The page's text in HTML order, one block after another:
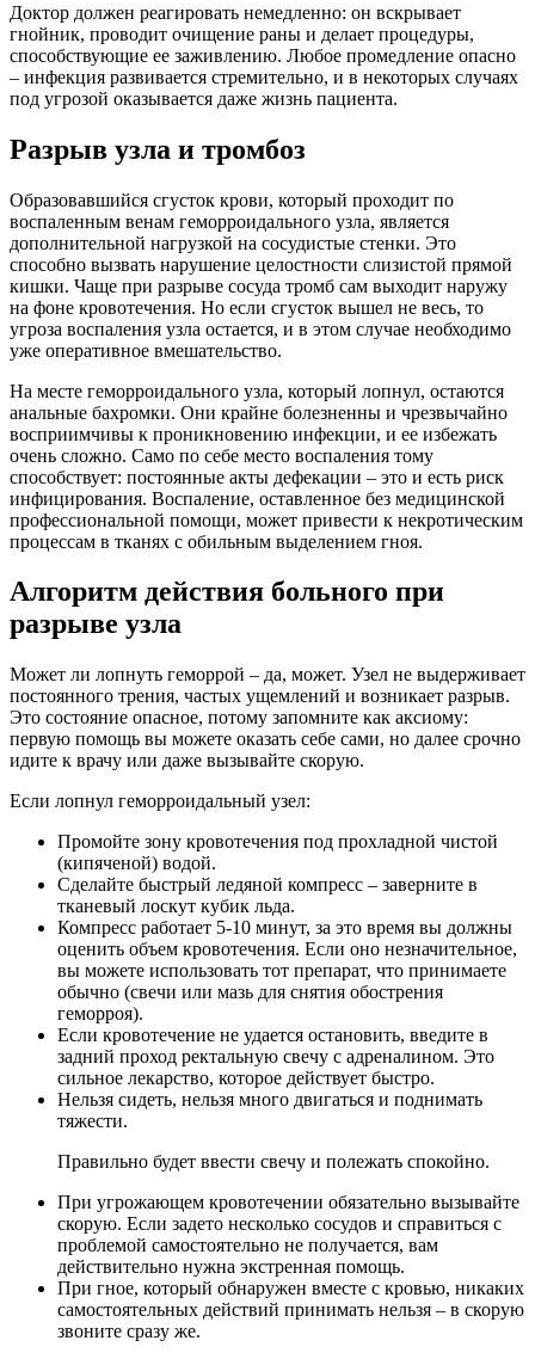
Доктор должен реагировать немедленно: он вскрывает
гнойник, проводит очищение раны и делает процедуры,
способствующие ее заживлению. Любое промедление опасно
– инфекция развивается стремительно, и в некоторых случаях
под угрозой оказывается даже жизнь пациента.
Разрыв узла и тромбоз
Образовавшийся сгусток крови, который проходит по
воспаленным венам геморроидального узла, является
дополнительной нагрузкой на сосудистые стенки. Это
способно вызвать нарушение целостности слизистой прямой
кишки. Чаще при разрыве сосуда тромб сам выходит наружу
на фоне кровотечения. Но если сгусток вышел не весь, то
угроза воспаления узла остается, и в этом случае необходимо
уже оперативное вмешательство.
На месте геморроидального узла, который лопнул, остаются
анальные бахромки. Они крайне болезненны и чрезвычайно
восприимчивы к проникновению инфекции, и ее избежать
очень сложно. Само по себе место воспаления тому
способствует: постоянные акты дефекации – это и есть риск
инфицирования. Воспаление, оставленное без медицинской
профессиональной помощи, может привести к некротическим
процессам в тканях с обильным выделением гноя.
Алгоритм действия больного при
разрыве узла
Может ли лопнуть геморрой – да, может. Узел не выдерживает
постоянного трения, частых ущемлений и возникает разрыв.
Это состояние опасное, потому запомните как аксиому:
первую помощь вы можете оказать себе сами, но далее срочно
идите к врачу или даже вызывайте скорую.
Если лопнул геморроидальный узел:
Промойте зону кровотечения под прохладной чистой
(кипяченой) водой.
Сделайте быстрый ледяной компресс – заверните в
тканевый лоскут кубик льда.
Компресс работает 5-10 минут, за это время вы должны
оценить объем кровотечения. Если оно незначительное,
вы можете использовать тот препарат, что принимаете
обычно (свечи или мазь для снятия обострения
геморроя).
Если кровотечение не удается остановить, введите в
задний проход ректальную свечу с адреналином. Это
сильное лекарство, которое действует быстро.
Нельзя сидеть, нельзя много двигаться и поднимать
тяжести.
Правильно будет ввести свечу и полежать спокойно.
При угрожающем кровотечении обязательно вызывайте
скорую. Если задето несколько сосудов и справиться с
проблемой самостоятельно не получается, вам
действительно нужна экстренная помощь.
При гное, который обнаружен вместе с кровью, никаких
самостоятельных действий принимать нельзя – в скорую
звоните сразу же.